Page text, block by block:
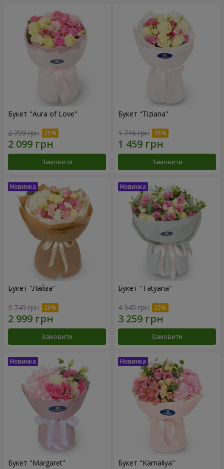
Букет "Aura of Love"
2 799 грн
Замовити
Букет "Tiziana"
1 716 грн
Замовити
Букет "Лайза"
3 749 грн
Замовити
Букет "Tatyana"
4 345 грн
Замовити
Букет "Margaret" Букет "Kamaliya"